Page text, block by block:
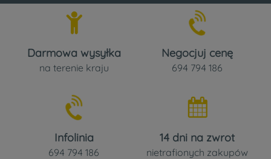
Darmowa wysyłka
na terenie kraju
Negocjuj cenę
694 794 186
Infolinia
694 794 186
14 dni na zwrot
nietrafionych zakupów